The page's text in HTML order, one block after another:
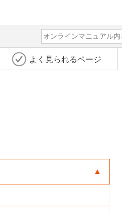
よく見られるページ